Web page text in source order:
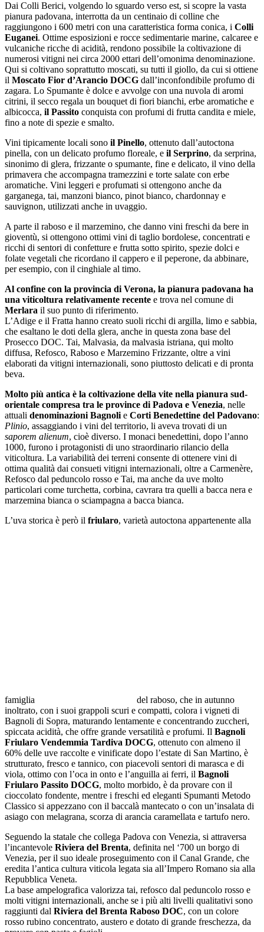
Dai Colli Berici, volgendo lo sguardo verso est, si scopre la vasta
pianura padovana, interrotta da un centinaio di colline che
raggiungono i 600 metri con una caratteristica forma conica, i Colli
Euganei. Ottime esposizioni e rocce sedimentarie marine, calcaree e
vulcaniche ricche di acidità, rendono possibile la coltivazione di
numerosi vitigni nei circa 2000 ettari dell’omonima denominazione.
Qui si coltivano soprattutto moscati, su tutti il giollo, da cui si ottiene
il Moscato Fior d’Arancio DOCG dall’inconfondibile profumo di
zagara. Lo Spumante è dolce e avvolge con una nuvola di aromi
citrini, il secco regala un bouquet di fiori bianchi, erbe aromatiche e
albicocca, il Passito conquista con profumi di frutta candita e miele,
fino a note di spezie e smalto.
Vini tipicamente locali sono il Pinello, ottenuto dall’autoctona
pinella, con un delicato profumo floreale, e il Serprino, da serprina,
sinonimo di glera, frizzante o spumante, fine e delicato, il vino della
primavera che accompagna tramezzini e torte salate con erbe
aromatiche. Vini leggeri e profumati si ottengono anche da
garganega, tai, manzoni bianco, pinot bianco, chardonnay e
sauvignon, utilizzati anche in uvaggio.
A parte il raboso e il marzemino, che danno vini freschi da bere in
gioventù, si ottengono ottimi vini di taglio bordolese, concentrati e
ricchi di sentori di confetture e frutta sotto spirito, spezie dolci e
folate vegetali che ricordano il cappero e il peperone, da abbinare,
per esempio, con il cinghiale al timo.
Al confine con la provincia di Verona, la pianura padovana ha
una viticoltura relativamente recente e trova nel comune di
Merlara il suo punto di riferimento.
L’Adige e il Fratta hanno creato suoli ricchi di argilla, limo e sabbia,
che esaltano le doti della glera, anche in questa zona base del
Prosecco DOC. Tai, Malvasia, da malvasia istriana, qui molto
diffusa, Refosco, Raboso e Marzemino Frizzante, oltre a vini
elaborati da vitigni internazionali, sono piuttosto delicati e di pronta
beva.
Molto più antica è la coltivazione della vite nella pianura sud-
orientale compresa tra le province di Padova e Venezia, nelle
attuali denominazioni Bagnoli e Corti Benedettine del Padovano:
Plinio, assaggiando i vini del territorio, li aveva trovati di un
saporem alienum, cioè diverso. I monaci benedettini, dopo l’anno
1000, furono i protagonisti di uno straordinario rilancio della
viticoltura. La variabilità dei terreni consente di ottenere vini di
ottima qualità dai consueti vitigni internazionali, oltre a Carmenère,
Refosco dal peduncolo rosso e Tai, ma anche da uve molto
particolari come turchetta, corbina, cavrara tra quelli a bacca nera e
marzemina bianca o sciampagna a bacca bianca.
L’uva storica è però il friularo, varietà autoctona appartenente alla
famiglia
del raboso, che in autunno
inoltrato, con i suoi grappoli scuri e compatti, colora i vigneti di
Bagnoli di Sopra, maturando lentamente e concentrando zuccheri,
spiccata acidità, che offre grande versatilità e profumi. Il Bagnoli
Friularo Vendemmia Tardiva DOCG, ottenuto con almeno il
60% delle uve raccolte e vinificate dopo l’estate di San Martino, è
strutturato, fresco e tannico, con piacevoli sentori di marasca e di
viola, ottimo con l’oca in onto e l’anguilla ai ferri, il Bagnoli
Friularo Passito DOCG, molto morbido, è da provare con il
cioccolato fondente, mentre i freschi ed eleganti Spumanti Metodo
Classico si appezzano con il baccalà mantecato o con un’insalata di
asiago con melagrana, scorza di arancia caramellata e tartufo nero.
Seguendo la statale che collega Padova con Venezia, si attraversa
l’incantevole Riviera del Brenta, definita nel ‘700 un borgo di
Venezia, per il suo ideale proseguimento con il Canal Grande, che
eredita l’antica cultura viticola legata sia all’Impero Romano sia alla
Repubblica Veneta.
La base ampelografica valorizza tai, refosco dal peduncolo rosso e
molti vitigni internazionali, anche se i più alti livelli qualitativi sono
raggiunti dal Riviera del Brenta Raboso DOC, con un colore
rosso rubino concentrato, austero e dotato di grande freschezza, da